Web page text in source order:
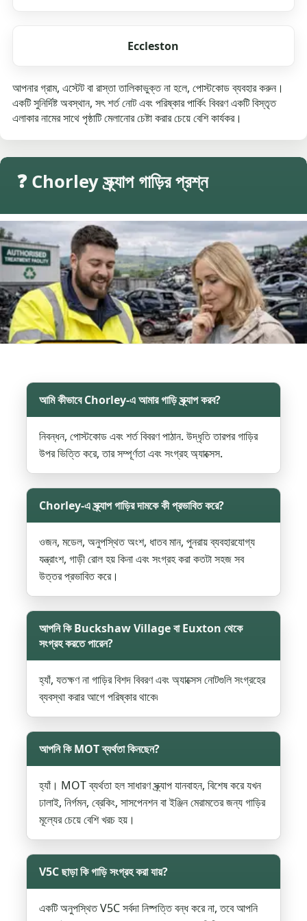
Eccleston
আপনার গ্রাম, এস্টেট বা রাস্তা তালিকাভুক্ত না হলে, পোস্টকোড ব্যবহার করুন।
একটি সুনির্দিষ্ট অবস্থান, সৎ শর্ত নোট এবং পরিষ্কার পার্কিং বিবরণ একটি বিস্তৃত
এলাকার নামের সাথে পৃষ্ঠাটি মেলানোর চেষ্টা করার চেয়ে বেশি কার্যকর।
❓ Chorley স্ক্র্যাপ গাড়ির প্রশ্ন
আমি কীভাবে Chorley-এ আমার গাড়ি স্ক্র্যাপ করব?
নিবন্ধন, পোস্টকোড এবং শর্ত বিবরণ পাঠান. উদ্ধৃতি তারপর গাড়ির
উপর ভিত্তি করে, তার সম্পূর্ণতা এবং সংগ্রহ অ্যাক্সেস.
Chorley-এ স্ক্র্যাপ গাড়ির দামকে কী প্রভাবিত করে?
ওজন, মডেল, অনুপস্থিত অংশ, ধাতব মান, পুনরায় ব্যবহারযোগ্য
যন্ত্রাংশ, গাড়ী রোল হয় কিনা এবং সংগ্রহ করা কতটা সহজ সব
উত্তর প্রভাবিত করে।
আপনি কি Buckshaw Village বা Euxton থেকে
সংগ্রহ করতে পারেন?
হ্যাঁ, যতক্ষণ না গাড়ির বিশদ বিবরণ এবং অ্যাক্সেস নোটগুলি সংগ্রহের
ব্যবস্থা করার আগে পরিষ্কার থাকে৷
আপনি কি MOT ব্যর্থতা কিনছেন?
হ্যাঁ। MOT ব্যর্থতা হল সাধারণ স্ক্র্যাপ যানবাহন, বিশেষ করে যখন
ঢালাই, নির্গমন, ব্রেকিং, সাসপেনশন বা ইঞ্জিন মেরামতের জন্য গাড়ির
মূল্যের চেয়ে বেশি খরচ হয়।
V5C ছাড়া কি গাড়ি সংগ্রহ করা যায়?
একটি অনুপস্থিত V5C সর্বদা নিষ্পত্তি বন্ধ করে না, তবে আপনি